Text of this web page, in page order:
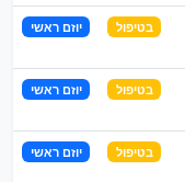
בטיפול יוזם ראשי
בטיפול יוזם ראשי
בטיפול יוזם ראשי